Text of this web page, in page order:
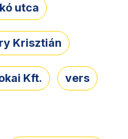
utca
Krisztián
Kft. vers